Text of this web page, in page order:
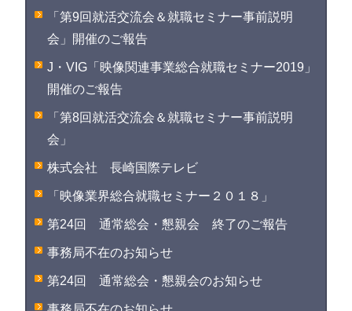
「第9回就活交流会＆就職セミナー事前説明
会」開催のご報告
J・VIG「映像関連事業総合就職セミナー2019」
開催のご報告
「第8回就活交流会＆就職セミナー事前説明
会」
株式会社 長崎国際テレビ
「映像業界総合就職セミナー２０１８」
第24回 通常総会・懇親会 終了のご報告
事務局不在のお知らせ
第24回 通常総会・懇親会のお知らせ